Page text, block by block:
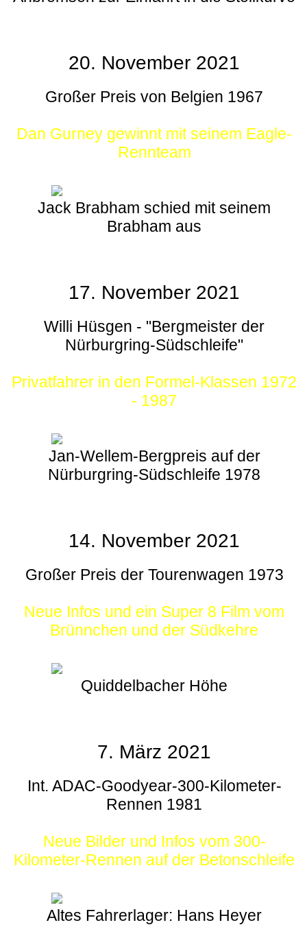
20. November 2021
Großer Preis von Belgien 1967
Dan Gurney gewinnt mit seinem Eagle-
Rennteam
Jack Brabham schied mit seinem
Brabham aus
17. November 2021
Willi Hüsgen - "Bergmeister der
Nürburgring-Südschleife"
Privatfahrer in den Formel-Klassen 1972
- 1987
Jan-Wellem-Bergpreis auf der
Nürburgring-Südschleife 1978
14. November 2021
Großer Preis der Tourenwagen 1973
Neue Infos und ein Super 8 Film vom
Brünnchen und der Südkehre
Quiddelbacher Höhe
7. März 2021
Int. ADAC-Goodyear-300-Kilometer-
Rennen 1981
Neue Bilder und Infos vom 300-
Kilometer-Rennen auf der Betonschleife
Altes Fahrerlager: Hans Heyer